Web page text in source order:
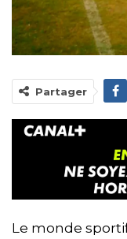
Partager
Le monde